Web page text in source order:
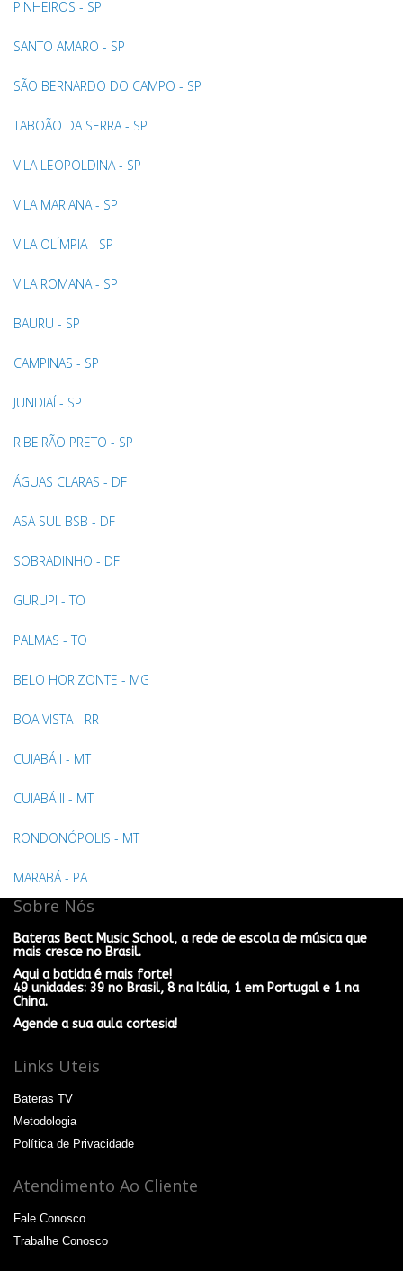
PINHEIROS - SP
SANTO AMARO - SP
SÃO BERNARDO DO CAMPO - SP
TABOÃO DA SERRA - SP
VILA LEOPOLDINA - SP
VILA MARIANA - SP
VILA OLÍMPIA - SP
VILA ROMANA - SP
BAURU - SP
CAMPINAS - SP
JUNDIAÍ - SP
RIBEIRÃO PRETO - SP
ÁGUAS CLARAS - DF
ASA SUL BSB - DF
SOBRADINHO - DF
GURUPI - TO
PALMAS - TO
BELO HORIZONTE - MG
BOA VISTA - RR
CUIABÁ I - MT
CUIABÁ II - MT
RONDONÓPOLIS - MT
MARABÁ - PA
Sobre Nós
Bateras Beat Music School, a rede de escola de música que
mais cresce no Brasil.
Aqui a batida é mais forte!
49 unidades: 39 no Brasil, 8 na Itália, 1 em Portugal e 1 na
China.
Agende a sua aula cortesia!
Links Uteis
Bateras TV
Metodologia
Política de Privacidade
Atendimento Ao Cliente
Fale Conosco
Trabalhe Conosco